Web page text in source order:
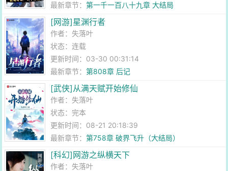
最新章节：第一千一百八十九章 大结局
[网游]星渊行者
作者：失落叶
状态：连载
更新时间：03-30 00:31:14
最新章节：第808章 后记
[武侠]从满天赋开始修仙
作者：失落叶
状态：完本
更新时间：08-21 20:18:39
最新章节：第758章 破界飞升（大结局）
[科幻]网游之纵横天下
作者：失落叶